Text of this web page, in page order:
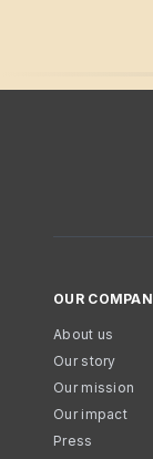
OUR
About us
Our story
Our mission
Our impact
Press